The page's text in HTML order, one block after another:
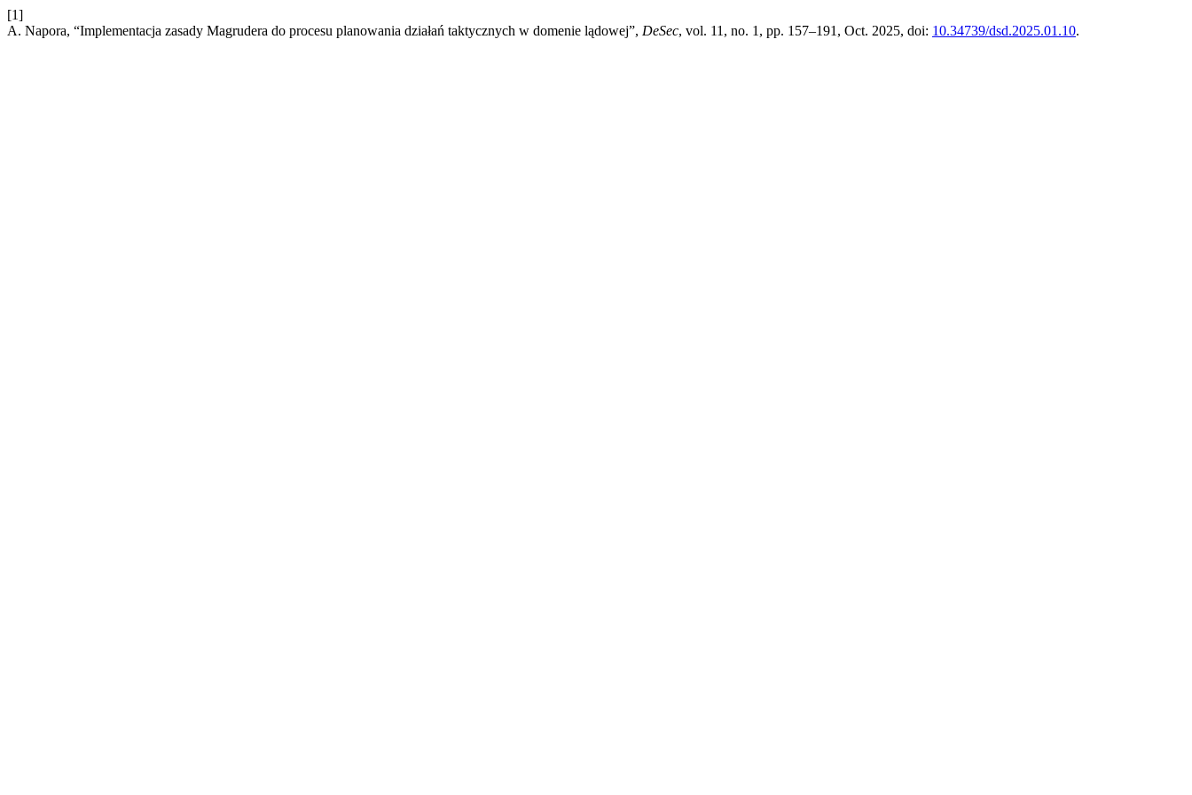
[1]
A. Napora, “Implementacja zasady Magrudera do procesu planowania działań taktycznych w domenie lądowej”, DeSec, vol. 11, no. 1, pp. 157–191, Oct. 2025, doi: 10.34739/dsd.2025.01.10.